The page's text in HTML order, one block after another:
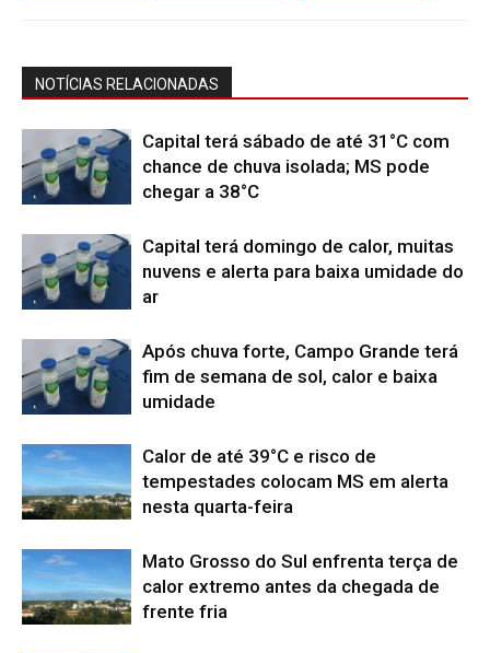
NOTÍCIAS RELACIONADAS
Capital terá sábado de até 31°C com
chance de chuva isolada; MS pode
chegar a 38°C
Capital terá domingo de calor, muitas
nuvens e alerta para baixa umidade do
ar
Após chuva forte, Campo Grande terá
fim de semana de sol, calor e baixa
umidade
Calor de até 39°C e risco de
tempestades colocam MS em alerta
nesta quarta-feira
Mato Grosso do Sul enfrenta terça de
calor extremo antes da chegada de
frente fria